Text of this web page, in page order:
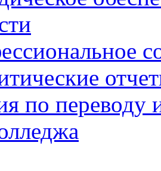
по переводу